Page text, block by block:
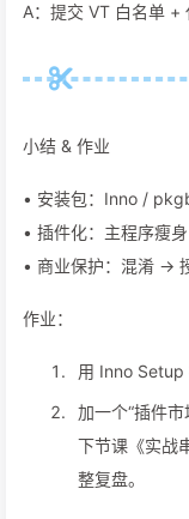
A：提交 VT 白名单 +
小结 & 作业
• 安装包：Inno /
• 插件化：主程序瘦
• 商业保护：混淆 →
作业：
用 Inno Setup
加一个“插件
下节课《实战
整复盘。